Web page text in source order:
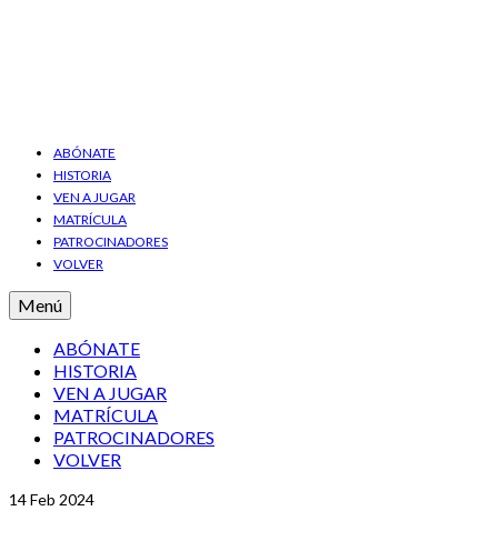
ABÓNATE
HISTORIA
VEN A JUGAR
MATRÍCULA
PATROCINADORES
VOLVER
Menú
ABÓNATE
HISTORIA
VEN A JUGAR
MATRÍCULA
PATROCINADORES
VOLVER
14Feb 2024